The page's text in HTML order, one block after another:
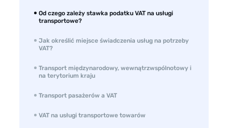
Od czego zależy stawka podatku VAT na usługi
transportowe?
Jak określić miejsce świadczenia usług na potrzeby
VAT?
Transport międzynarodowy, wewnątrzwspólnotowy i
na terytorium kraju
Transport pasażerów a VAT
VAT na usługi transportowe towarów